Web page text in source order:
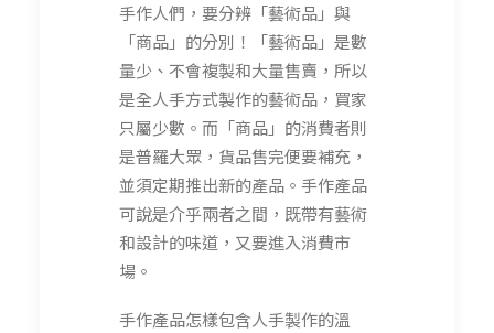
手作人們，要分辨「藝術品」與
「商品」的分別！「藝術品」是數
量少、不會複製和大量售賣，所以
是全人手方式製作的藝術品，買家
只屬少數。而「商品」的消費者則
是普羅大眾，貨品售完便要補充，
並須定期推出新的產品。手作產品
可說是介乎兩者之間，既帶有藝術
和設計的味道，又要進入消費市
場。
手作產品怎樣包含人手製作的溫